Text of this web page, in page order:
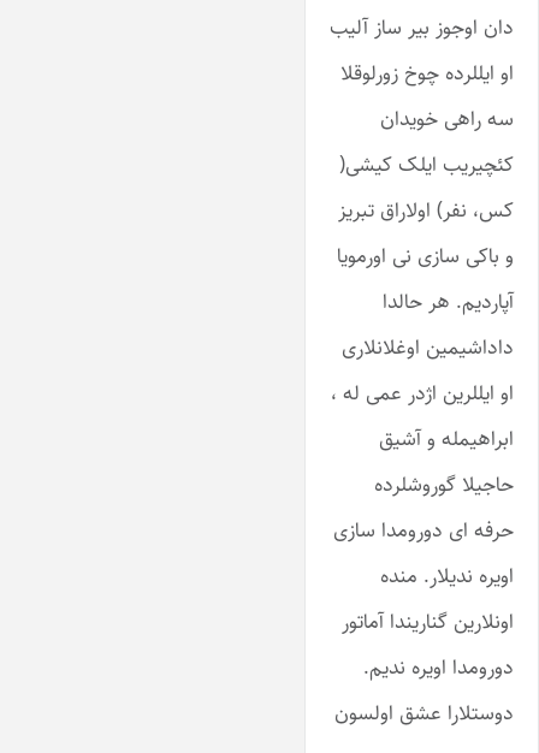
دان اوجوز بیر ساز آلیب
او ایللرده چوخ زورلوقلا
سه راهی خویدان
کئچیریب ایلک کیشی(
کس، نفر) اولاراق تبریز
و باکی سازی نی اورمویا
آپاردیم. هر حالدا
داداشیمین اوغلانلاری
او ایللرین اژدر عمی له ،
ابراهیمله و آشیق
حاجیلا گوروشلرده
حرفه ای دورومدا سازی
اویره ندیلار. منده
اونلارین گناریندا آماتور
دورومدا اویره ندیم.
دوستلارا عشق اولسون